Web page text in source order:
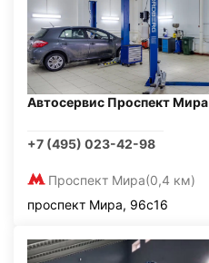
Автосервис Проспект Мира
+7 (495) 023-42-98
Проспект Мира(0,4 км)
проспект Мира, 96с16